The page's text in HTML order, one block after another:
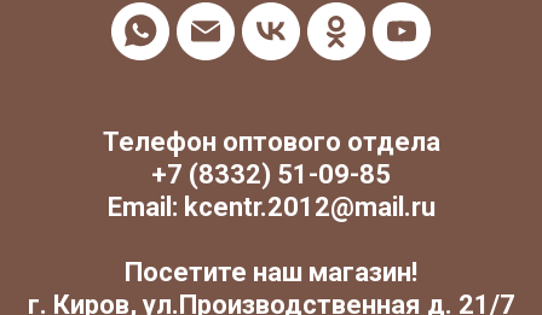
Телефон оптового отдела
+7 (8332) 51-09-85
Email: kcentr.2012@mail.ru
Посетите наш магазин!
г. Киров, ул.Производственная д. 21/7